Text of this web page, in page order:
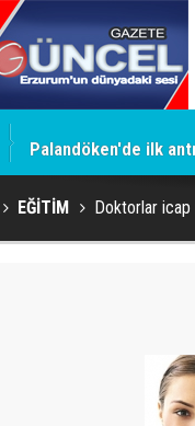
Palandöken'de ilk
EĞİTİM Doktorlar